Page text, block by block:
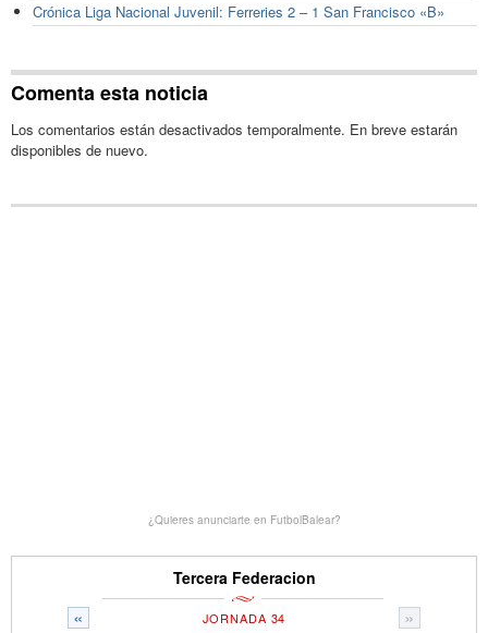
Crónica Liga Nacional Juvenil: Ferreries 2 – 1 San Francisco «B»
Comenta esta noticia
Los comentarios están desactivados temporalmente. En breve estarán
disponibles de nuevo.
¿Quieres anunciarte en FutbolBalear?
Tercera Federacion
« »
JORNADA 34